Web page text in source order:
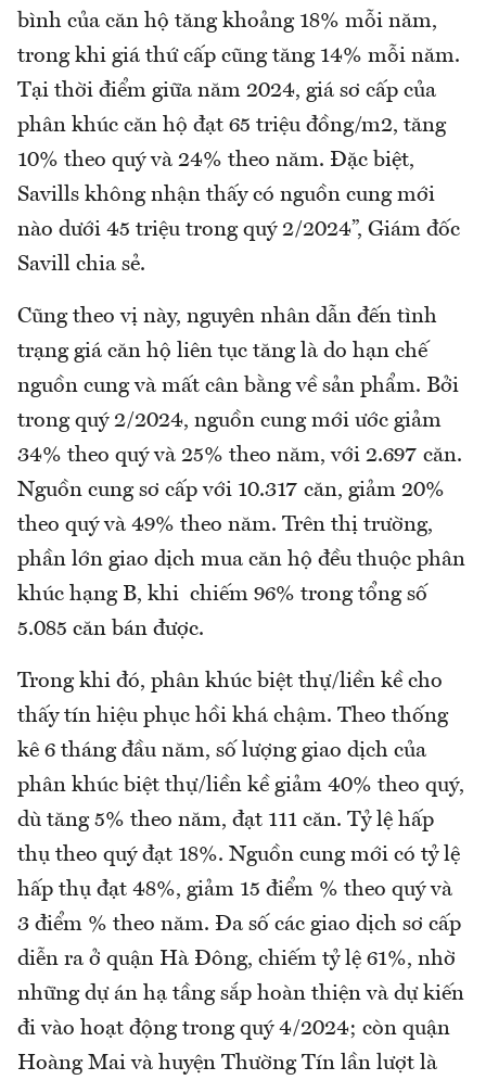
bình của căn hộ tăng khoảng 18% mỗi năm,
trong khi giá thứ cấp cũng tăng 14% mỗi năm.
Tại thời điểm giữa năm 2024, giá sơ cấp của
phân khúc căn hộ đạt 65 triệu đồng/m2, tăng
10% theo quý và 24% theo năm. Đặc biệt,
Savills không nhận thấy có nguồn cung mới
nào dưới 45 triệu trong quý 2/2024”, Giám đốc
Savill chia sẻ.
Cũng theo vị này, nguyên nhân dẫn đến tình
trạng giá căn hộ liên tục tăng là do hạn chế
nguồn cung và mất cân bằng về sản phẩm. Bởi
trong quý 2/2024, nguồn cung mới ước giảm
34% theo quý và 25% theo năm, với 2.697 căn.
Nguồn cung sơ cấp với 10.317 căn, giảm 20%
theo quý và 49% theo năm. Trên thị trường,
phần lớn giao dịch mua căn hộ đều thuộc phân
khúc hạng B, khi chiếm 96% trong tổng số
5.085 căn bán được.
Trong khi đó, phân khúc biệt thự/liền kề cho
thấy tín hiệu phục hồi khá chậm. Theo thống
kê 6 tháng đầu năm, số lượng giao dịch của
phân khúc biệt thự/liền kề giảm 40% theo quý,
dù tăng 5% theo năm, đạt 111 căn. Tỷ lệ hấp
thụ theo quý đạt 18%. Nguồn cung mới có tỷ lệ
hấp thụ đạt 48%, giảm 15 điểm % theo quý và
3 điểm % theo năm. Đa số các giao dịch sơ cấp
diễn ra ở quận Hà Đông, chiếm tỷ lệ 61%, nhờ
những dự án hạ tầng sắp hoàn thiện và dự kiến
đi vào hoạt động trong quý 4/2024; còn quận
Hoàng Mai và huyện Thường Tín lần lượt là